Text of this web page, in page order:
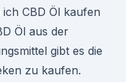
CBD Öl kaufen
Öl aus der
gibt es die
zu kaufen.